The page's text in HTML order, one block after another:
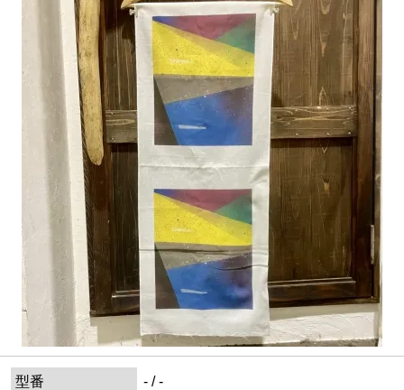
型番
- / -